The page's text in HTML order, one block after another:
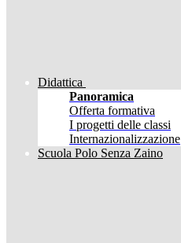
Didattica
Panoramica
Offerta formativa
I progetti delle classi
Internazionalizzazione
Scuola Polo Senza Zaino